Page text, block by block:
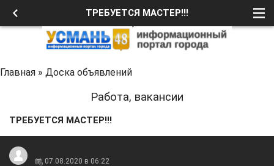
ТРЕБУЕТСЯ МАСТЕР!!!
Главная » Доска объявлений
Работа, вакансии
ТРЕБУЕТСЯ МАСТЕР!!!
07.08.2020 в 06:22